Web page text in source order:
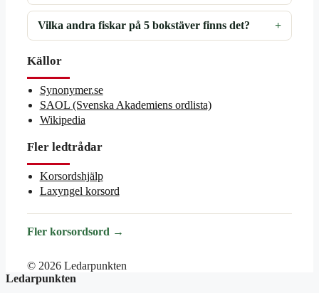
Vilka andra fiskar på 5 bokstäver finns det?
Källor
Synonymer.se
SAOL (Svenska Akademiens ordlista)
Wikipedia
Fler ledtrådar
Korsordshjälp
Laxyngel korsord
Fler korsordsord →
© 2026 Ledarpunkten
Ledarpunkten